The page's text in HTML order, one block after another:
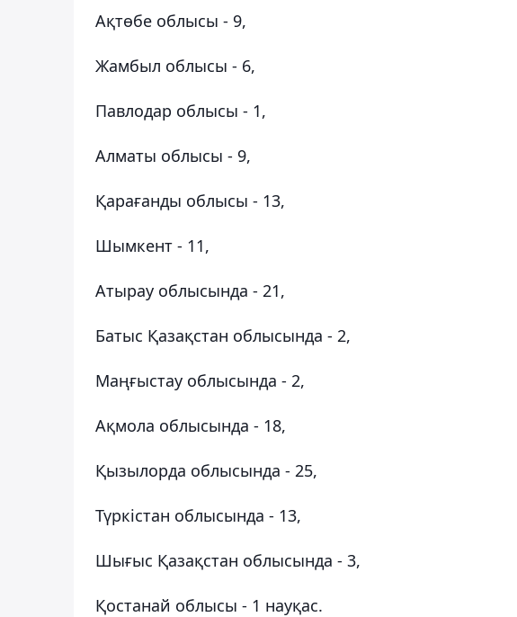
Ақтөбе облысы - 9,
Жамбыл облысы - 6,
Павлодар облысы - 1,
Алматы облысы - 9,
Қарағанды ​​облысы - 13,
Шымкент - 11,
Атырау облысында - 21,
Батыс Қазақстан облысында - 2,
Маңғыстау облысында - 2,
Ақмола облысында - 18,
Қызылорда облысында - 25,
Түркістан облысында - 13,
Шығыс Қазақстан облысында - 3,
Қостанай облысы - 1 науқас.